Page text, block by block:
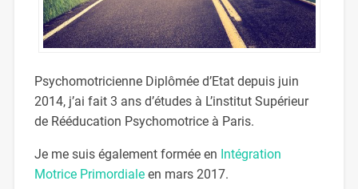
Psychomotricienne Diplômée d’Etat depuis juin
2014, j’ai fait 3 ans d’études à L’institut Supérieur
de Rééducation Psychomotrice à Paris.
Je me suis également formée en Intégration
Motrice Primordialeen mars 2017.